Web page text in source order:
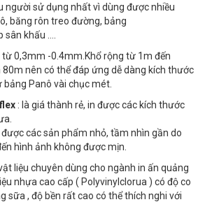
người sử dụng nhất vì dùng được nhiều
băng rôn treo đường, bảng
khấu ….
từ 0,3mm -0.4mm.Khổ rộng từ 1m đến
80m nên có thể đáp ứng dễ dàng kích thước
Panô vài chục mét.
: là giá thành rẻ, in được các kích thước
các sản phẩm nhỏ, tầm nhìn gần do
hình ảnh không được mịn.
liệu chuyên dùng cho ngành in ấn quảng
nhựa cao cấp ( Polyvinylclorua ) có độ co
sữa , độ bền rất cao có thể thích nghi với